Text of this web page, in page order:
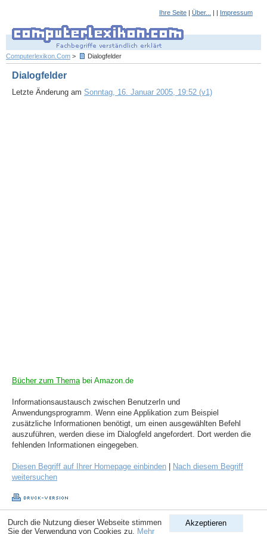
Ihre Seite | Über... | | Impressum
Computerlexikon.Com > Dialogfelder
Dialogfelder
Letzte Änderung am Sonntag, 16. Januar 2005, 19:52 (v1)
Bücher zum Themabei Amazon.de
Informationsaustausch zwischen BenutzerIn und
Anwendungsprogramm. Wenn eine Applikation zum Beispiel
zusätzliche Informationen benötigt, um einen ausgewählten Befehl
auszuführen, werden diese im Dialogfeld angefordert. Dort werden die
fehlenden Informationen eingegeben.
Diesen Begriff auf Ihrer Homepage einbinden
Nach diesem Begriff
weitersuchen
Akzeptieren
Durch die Nutzung dieser Webseite stimmen
Sie der Verwendung von Cookies zu. Mehr
Copyright © 1998-2026ComputerLexikon.Com| All rights reserved.